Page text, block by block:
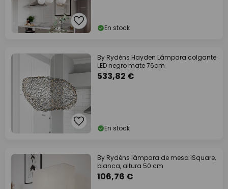
En stock
By Rydéns Hayden Lámpara colgante
LED negro mate 76cm
533,82 €
En stock
By Rydéns lámpara de mesa iSquare,
blanca, altura 50 cm
106,76 €